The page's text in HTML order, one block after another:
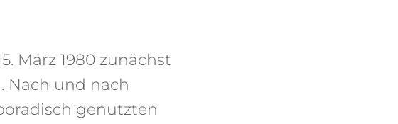
März 1980 zunächst
Nach und nach
genutzten